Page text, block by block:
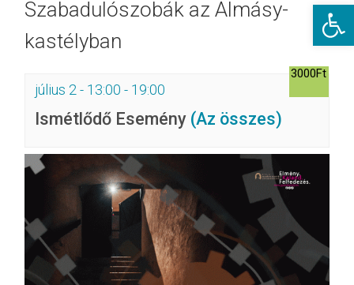
Szabadulószobák az Almásy-
kastélyban
július 2 - 13:00 - 19:00
Ismétlődő Esemény (Az összes)
3000Ft